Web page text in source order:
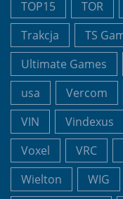
TOP15
TOR
Trakcja
TS
Ultimate Games
usa
Vercom
VIN
Vindexus
Voxel
VRC
Wielton
WIG